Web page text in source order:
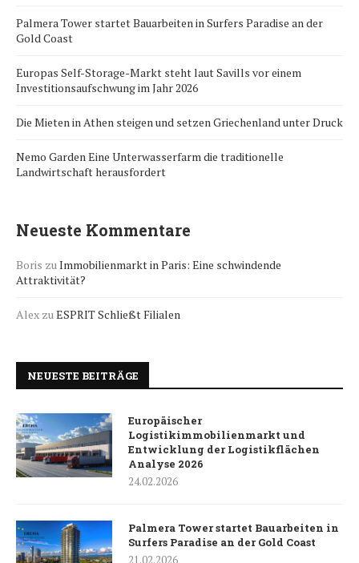
Palmera Tower startet Bauarbeiten in Surfers Paradise an der
Gold Coast
Europas Self-Storage-Markt steht laut Savills vor einem
Investitionsaufschwung im Jahr 2026
Die Mieten in Athen steigen und setzen Griechenland unter Druck
Nemo Garden Eine Unterwasserfarm die traditionelle
Landwirtschaft herausfordert
Neueste Kommentare
Boris zuImmobilienmarkt in Paris: Eine schwindende
Attraktivität?
Alex zuESPRIT Schließt Filialen
NEUESTE BEITRÄGE
Europäischer
Logistikimmobilienmarkt und
Entwicklung der Logistikflächen
Analyse 2026
24.02.2026
Palmera Tower startet Bauarbeiten in
Surfers Paradise an der Gold Coast
21.02.2026